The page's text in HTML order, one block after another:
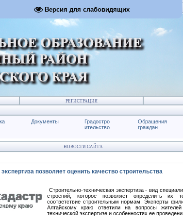
Версия для слабовидящих
РЕГИСТРАЦИЯ
Документы
Градостро
ительство
Обращения
граждан
НОВОСТИ САЙТА
позволяет оценить качество строительства
Строительно-техническая экспертиза - вид
строений, которое позволяет определить их
соответствие строительным нормам. Эксперты
Алтайскому краю ответили на вопросы
технической экспертизе и особенностях ее